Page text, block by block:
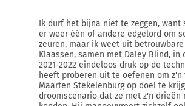
Ik durf het bijna niet te zeggen, want
er weer één of andere edgelord om
zeuren, maar ik weet uit
Klaassen, samen met Daley Blind, in
2021-2022 eindeloos druk op de
heeft proberen uit te oefenen om z'n
Maarten Stekelenburg op doel te
droomscenario dat ze met z'n drieën